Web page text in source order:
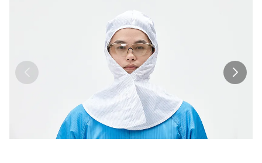
NOTIZIE
CONTATTATECI